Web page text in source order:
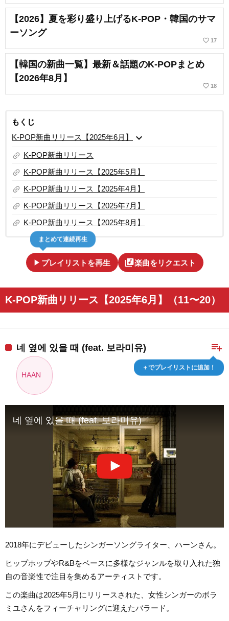
【2026】夏を彩り盛り上げるK-POP・韓国のサマ
ーソング
favorite_border 17
【韓国の新曲一覧】最新＆話題のK-POPまとめ
【2026年8月】
favorite_border 18
もくじ
K-POP新曲リリース【2025年6月】
expand_more
link K-POP新曲リリース
link K-POP新曲リリース【2025年5月】
link K-POP新曲リリース【2025年4月】
link K-POP新曲リリース【2025年7月】
link K-POP新曲リリース【2025年8月】
play_arrow プレイリストを再生
まとめて連続再生
library_music楽曲をリクエスト
K-POP新曲リリース【2025年6月】（11〜20）
playlist_add
＋でプレイリストに追加！
네 옆에 있을 때 (feat. 보라미유)
HAAN
네 옆에 있을 때 (feat. 보라미유)
2018年にデビューしたシンガーソングライター、ハーンさん。
ヒップホップやR&Bをベースに多様なジャンルを取り入れた独
自の音楽性で注目を集めるアーティストです。
この楽曲は2025年5月にリリースされた、女性シンガーのボラ
ミユさんをフィーチャリングに迎えたバラード。